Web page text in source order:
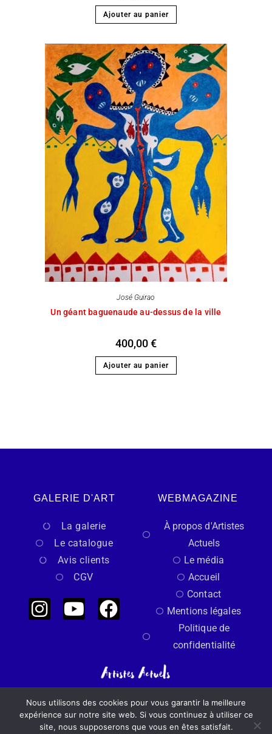
Ajouter au panier
José Guirao
Un géant baguenaude au-dessus de la ville
400,00€
Ajouter au panier
GALERIE D'ART
La galerie
Le catalogue
Avis clients
CGV
WEBMAGAZINE
À propos d'Artistes
Actuels
Le média
Accueil
Contact
Mentions légales
Politique de
confidentialité
Un regard indépendant sur l’art actuel
Nous utilisons des cookies pour vous garantir la meilleure
expérience sur notre site web. Si vous continuez à utiliser ce
site, nous supposerons que vous en êtes satisfait.